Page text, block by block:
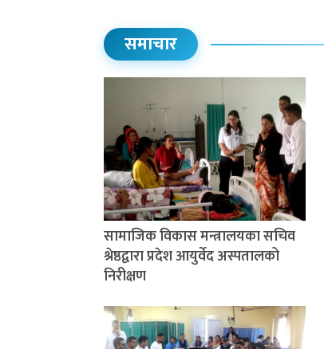
समाचार
सामाजिक विकास मन्त्रालयका सचिव
श्रेष्ठद्वारा प्रदेश आयुर्वेद अस्पतालको
निरीक्षण